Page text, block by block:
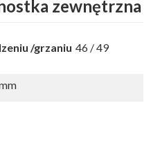
zewnętrzna
/grzaniu 46 / 49